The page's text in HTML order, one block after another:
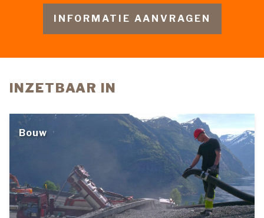
INFORMATIE AANVRAGEN
INZETBAAR IN
Bouw